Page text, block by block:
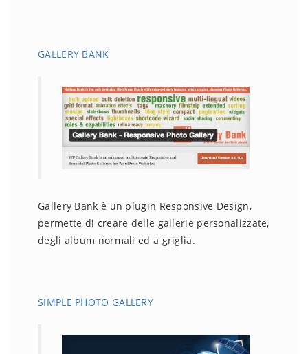
GALLERY BANK
Gallery Bank è un plugin Responsive Design,
permette di creare delle gallerie personalizzate,
degli album normali ed a griglia.
SIMPLE PHOTO GALLERY